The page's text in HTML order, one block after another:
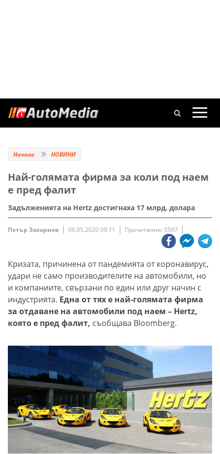
Начало НОВИНИ
Най-голямата фирма за коли под наем
e пред фалит
Задълженията на Hertz достигнаха 17 млрд. долара
Петър Захариев 06.05.2020 09:11 Прочитания: 5597
Кризата, причинена от пандемията от коронавирус,
удари не само производителите на автомобили, но
и компаниите, свързани по един или друг начин с
индустрията. Една от тях е най-голямата фирма
за отдаване на автомобили под наем – Hertz,
която е пред фалит, съобщава Bloomberg.